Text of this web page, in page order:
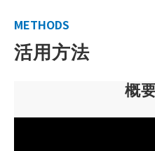
METHODS
活用方法
概